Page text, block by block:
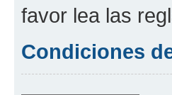
favor lea las
Condiciones